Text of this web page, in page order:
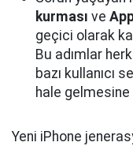
kurması ve
geçici olarak
Bu adımlar
bazı kullanıcı
hale gelmesine
Yeni iPhone